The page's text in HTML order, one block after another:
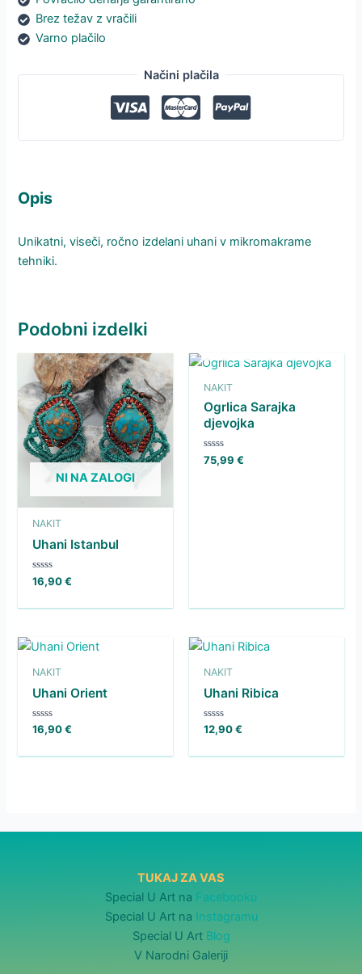
Brez težav z vračili
Varno plačilo
Načini plačila
Opis
Unikatni, viseči, ročno izdelani uhani v mikromakrame
tehniki.
Podobni izdelki
NI NA ZALOGI
NAKIT
Uhani Istanbul
Ocenjeno
0
5
16,90€
NAKIT
Ogrlica Sarajka
djevojka
Ocenjeno
75,99 €
NAKIT
Uhani Orient
Ocenjeno
5
16,90€
NAKIT
Uhani Ribica
Ocenjeno
5
12,90€
TUKAJ ZA VAS
Special U Art na Facebooku
Special U Art na Instagramu
Special U ArtBlog
V Narodni Galeriji